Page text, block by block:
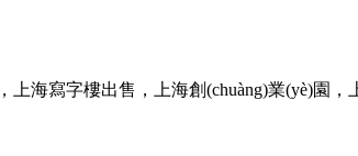
字樓出售，上海創(chuàng)業(yè)園，